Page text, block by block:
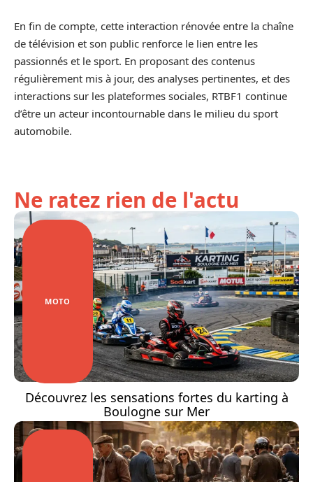
En fin de compte, cette interaction rénovée entre la chaîne
de télévision et son public renforce le lien entre les
passionnés et le sport. En proposant des contenus
régulièrement mis à jour, des analyses pertinentes, et des
interactions sur les plateformes sociales, RTBF1 continue
d’être un acteur incontournable dans le milieu du sport
automobile.
Ne ratez rien de l'actu
MOTO
Découvrez les sensations fortes du karting à
Boulogne sur Mer